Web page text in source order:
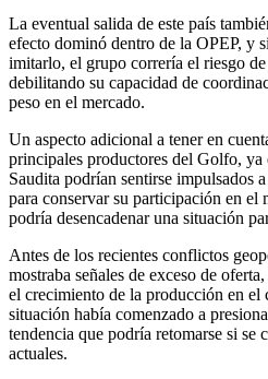
La eventual salida de este país
efecto dominó dentro de la OPEP, y
imitarlo, el grupo correría el riesgo de
debilitando su capacidad de
peso en el mercado.
Un aspecto adicional a tener en
principales productores del Golfo, ya
Saudita podrían sentirse impulsados
para conservar su participación en el
podría desencadenar una situación
Antes de los recientes conflictos
mostraba señales de exceso de
el crecimiento de la producción en el
situación había comenzado a
tendencia que podría retomarse si se
actuales.